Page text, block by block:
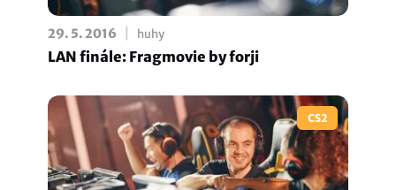
29. 5. 2016 huhy
LAN finále: Fragmovie by forji
CS2